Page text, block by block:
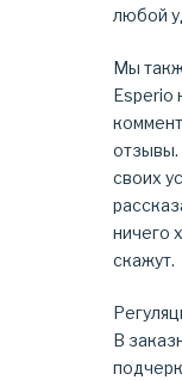
любой
Мы
Esperio
отзывы.
своих
ничего
скажут.
В